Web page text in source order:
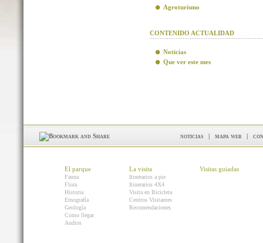
Agroturismo
CONTENIDO ACTUALIDAD
Noticias
Que ver este mes
noticias | mapa web |
El parque
Fauna
Flora
Historia
Etnografía
Geología
Como llegar
Audios
La visita
Itinerarios a pie
Itinerarios 4X4
Visita en Bicicleta
Centros Visitantes
Recomendaciones
Visitas guiadas